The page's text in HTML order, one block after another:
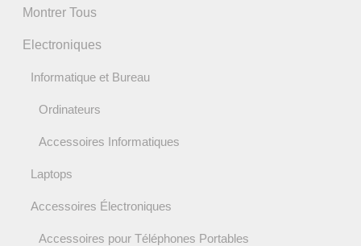
Montrer Tous
Electroniques
Informatique et Bureau
Ordinateurs
Accessoires Informatiques
Laptops
Accessoires Électroniques
Accessoires pour Téléphones Portables